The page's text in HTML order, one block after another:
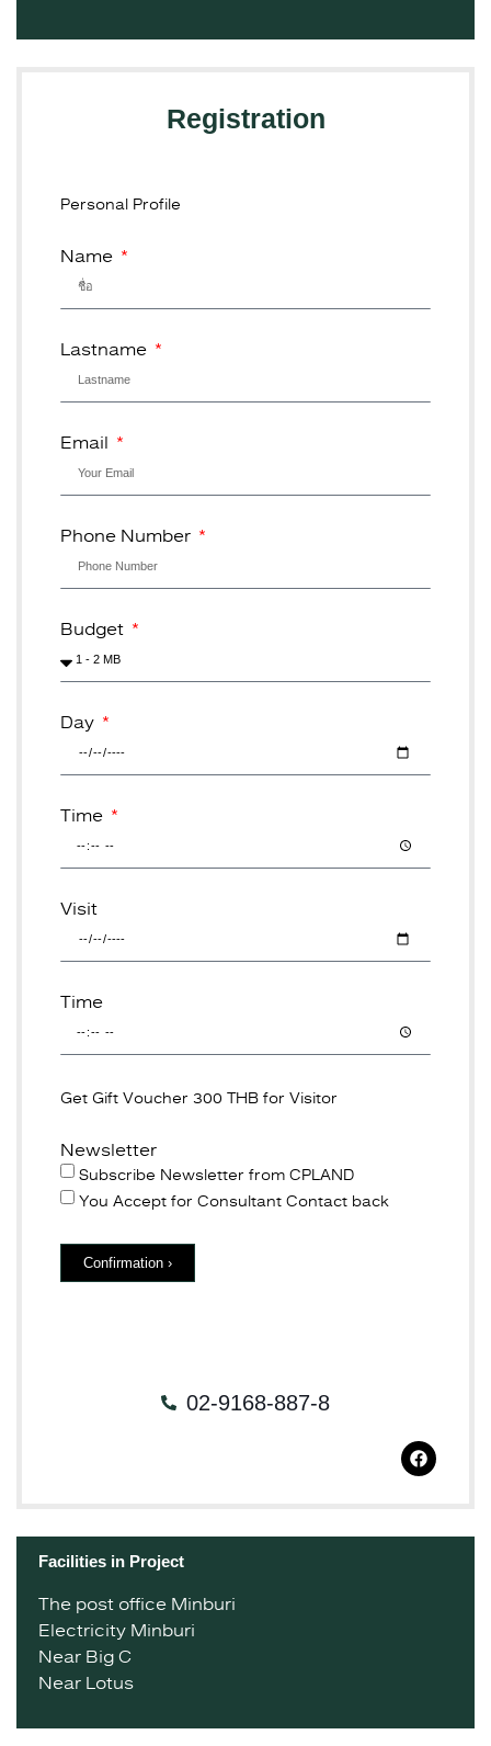
Registration
Personal Profile
Name
Lastname
Email
Phone Number
Budget
Day
Time
Visit
Time
Get Gift Voucher 300 THB for Visitor
Newsletter
Subscribe Newsletter from CPLAND
You Accept for Consultant Contact back
Confirmation ›
02-9168-887-8
Facilities in Project
The post office Minburi
Electricity Minburi
Near Big C
Near Lotus